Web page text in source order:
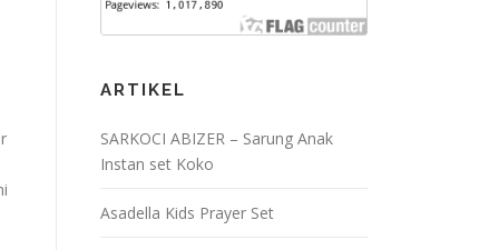
ARTIKEL
SARKOCI ABIZER – Sarung Anak
Instan set Koko
Asadella Kids Prayer Set